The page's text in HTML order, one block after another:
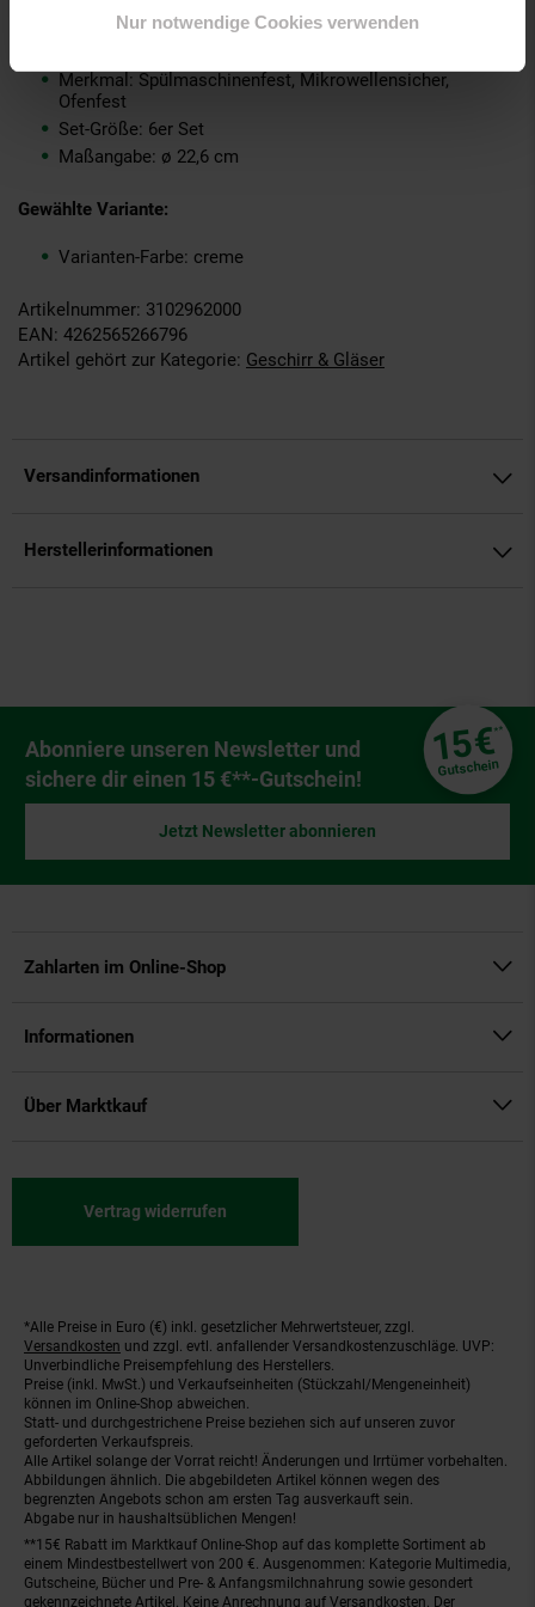
Nur notwendige Cookies verwenden
Marke: Seltmann Weiden
Merkmal: Spülmaschinenfest, Mikrowellensicher,
Ofenfest
Set-Größe: 6er Set
Maßangabe: ø 22,6 cm
Gewählte Variante:
Varianten-Farbe: creme
Artikelnummer: 3102962000
EAN: 4262565266796
Artikel gehört zur Kategorie: Geschirr & Gläser
Versandinformationen
Herstellerinformationen
Newsletter Anmeldung
Abonniere unseren Newsletter und
sichere dir einen 15 €**-Gutschein!
15€**
Gutschein
Jetzt Newsletter abonnieren
Zahlarten im Online-Shop
Informationen
Über Marktkauf
Vertrag widerrufen
Fußnoten
*Alle Preise in Euro (€) inkl. gesetzlicher Mehrwertsteuer, zzgl.
Versandkosten und zzgl. evtl. anfallender Versandkostenzuschläge. UVP:
Unverbindliche Preisempfehlung des Herstellers.
Preise (inkl. MwSt.) und Verkaufseinheiten (Stückzahl/Mengeneinheit)
können im Online-Shop abweichen.
Statt- und durchgestrichene Preise beziehen sich auf unseren zuvor
geforderten Verkaufspreis.
Alle Artikel solange der Vorrat reicht! Änderungen und Irrtümer vorbehalten.
Abbildungen ähnlich. Die abgebildeten Artikel können wegen des
begrenzten Angebots schon am ersten Tag ausverkauft sein.
Abgabe nur in haushaltsüblichen Mengen!
**15€ Rabatt im Marktkauf Online-Shop auf das komplette Sortiment ab
einem Mindestbestellwert von 200 €. Ausgenommen: Kategorie Multimedia,
Gutscheine, Bücher und Pre- & Anfangsmilchnahrung sowie gesondert
gekennzeichnete Artikel. Keine Anrechnung auf Versandkosten. Der